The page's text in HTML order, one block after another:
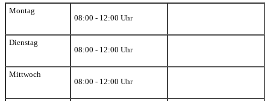
Montag
08:00 - 12:00 Uhr
Dienstag
08:00 - 12:00 Uhr
Mittwoch
08:00 - 12:00 Uhr